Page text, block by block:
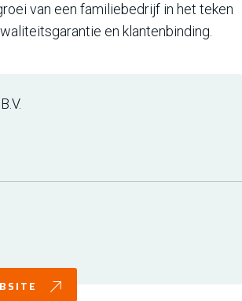
van een familiebedrijf in het teken
en klantenbinding.